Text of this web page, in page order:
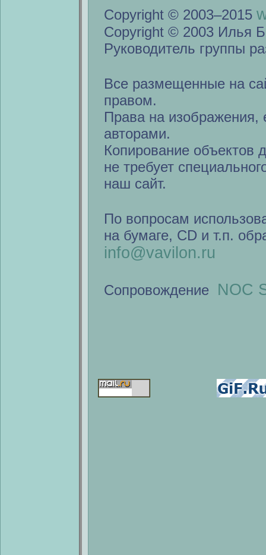
Copyright © 2003–2015
Copyright © 2003 Илья
Руководитель группы
Все размещенные на
правом.
Права на изображения,
авторами.
Копирование объектов
не требует
наш сайт.
По вопросам
на бумаге, CD и т.п.
info@vavilon.ru
Сопровождение NOC